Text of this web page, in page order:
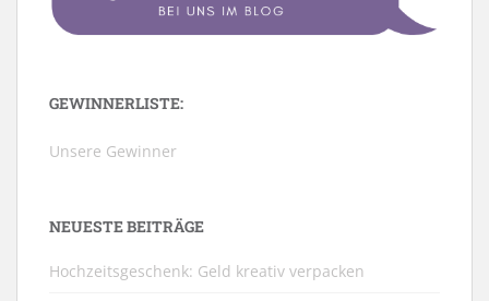
GEWINNERLISTE:
Unsere Gewinner
NEUESTE BEITRÄGE
Hochzeitsgeschenk: Geld kreativ verpacken